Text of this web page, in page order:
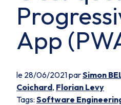
App
le 28/06/2021 parSimon
Coichard, Florian Levy
Tags: Software